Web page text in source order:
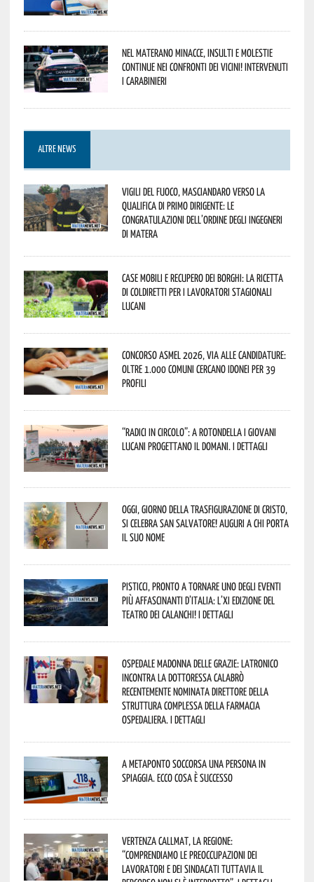
Nel materano minacce, insulti e molestie
continue nei confronti dei vicini! Intervenuti
i Carabinieri
ALTRE NEWS
Vigili del Fuoco, Masciandaro verso la
qualifica di Primo Dirigente: le
congratulazioni dell’Ordine degli Ingegneri
di Matera
Case mobili e recupero dei borghi: la ricetta
di Coldiretti per i lavoratori stagionali
lucani
Concorso Asmel 2026, via alle candidature:
oltre 1.000 Comuni cercano idonei per 39
profili
“Radici in Circolo”: a Rotondella i giovani
lucani progettano il domani. I dettagli
Oggi, giorno della Trasfigurazione di Cristo,
si celebra San Salvatore! Auguri a chi porta
il suo nome
Pisticci, pronto a tornare uno degli eventi
più affascinanti d’Italia: l’XI edizione del
Teatro dei Calanchi! I dettagli
Ospedale Madonna delle Grazie: Latronico
incontra la dottoressa Calabrò
recentemente nominata Direttore della
Struttura Complessa della Farmacia
Ospedaliera. I dettagli
A Metaponto soccorsa una persona in
spiaggia. Ecco cosa è successo
Vertenza CallMat, la Regione:
“comprendiamo le preoccupazioni dei
lavoratori e dei sindacati tuttavia il